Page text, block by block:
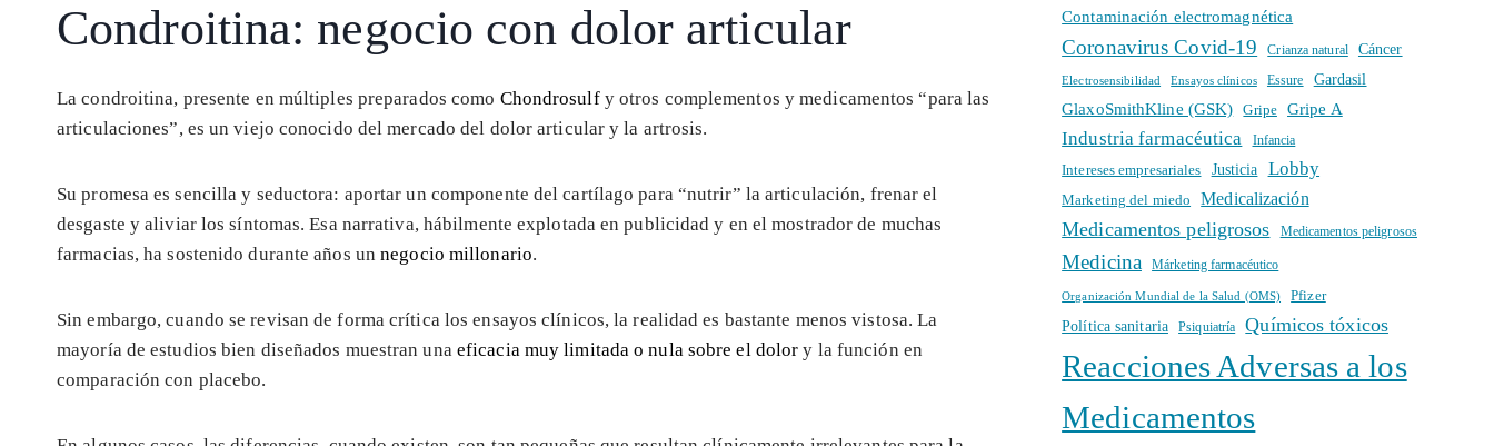
Condroitina: negocio con dolor articular
La condroitina, presente en múltiples preparados como Chondrosulf y otros complementos y medicamentos “para las
articulaciones”, es un viejo conocido del mercado del dolor articular y la artrosis.
Su promesa es sencilla y seductora: aportar un componente del cartílago para “nutrir” la articulación, frenar el
desgaste y aliviar los síntomas. Esa narrativa, hábilmente explotada en publicidad y en el mostrador de muchas
farmacias, ha sostenido durante años unnegocio millonario.
Sin embargo, cuando se revisan de forma crítica los ensayos clínicos, la realidad es bastante menos vistosa. La
mayoría de estudios bien diseñados muestran una eficacia muy limitada o nula sobre el dolor y la función en
comparación con placebo.
Contaminación electromagnética
Coronavirus Covid-19 Crianza natural Cáncer
Electrosensibilidad Ensayos clínicos Essure Gardasil
GlaxoSmithKline (GSK) Gripe Gripe A
Industria farmacéutica Infancia
Intereses empresariales Justicia Lobby
Marketing del miedo Medicalización
Medicamentos peligrosos Medicamentos peligrosos
Medicina Márketing farmacéutico
Organización Mundial de la Salud (OMS) Pfizer
Política sanitaria Psiquiatría Químicos tóxicos
Reacciones Adversas a los
Medicamentos